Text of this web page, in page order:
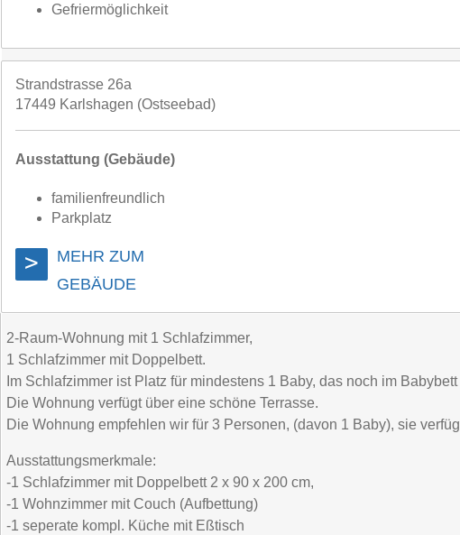
Gefriermöglichkeit
Strandstrasse 26a
17449 Karlshagen (Ostseebad)
Ausstattung (Gebäude)
familienfreundlich
Parkplatz
>
MEHR ZUM
GEBÄUDE
2-Raum-Wohnung mit 1 Schlafzimmer,
1 Schlafzimmer mit Doppelbett.
Im Schlafzimmer ist Platz für mindestens 1 Baby, das noch im Babybett
Die Wohnung verfügt über eine schöne Terrasse.
Die Wohnung empfehlen wir für 3 Personen, (davon 1 Baby), sie
Ausstattungsmerkmale:
-1 Schlafzimmer mit Doppelbett 2 x 90 x 200 cm,
-1 Wohnzimmer mit Couch (Aufbettung)
-1 seperate kompl. Küche mit Eßtisch